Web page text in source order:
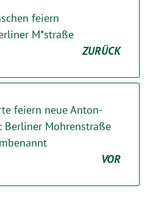
feiern
M*straße
ZURÜCK
feiern neue Anton-
Berliner Mohrenstraße
VOR